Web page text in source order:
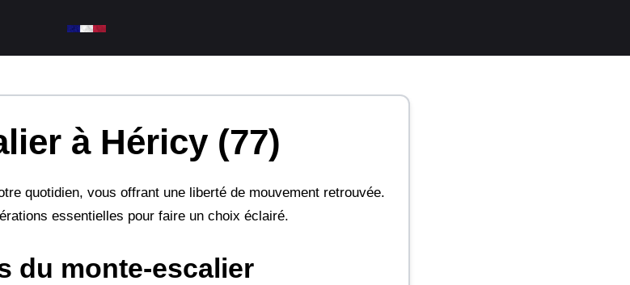
à Héricy (77)
quotidien, vous offrant une liberté de mouvement retrouvée.
essentielles pour faire un choix éclairé.
du monte-escalier